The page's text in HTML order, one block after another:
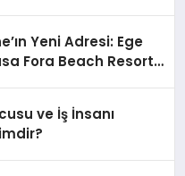
Yeni Adresi: Ege
Fora Beach Resort
ve İş İnsanı